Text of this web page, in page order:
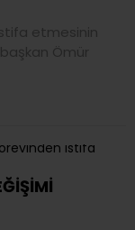
etmesinin
Ömür